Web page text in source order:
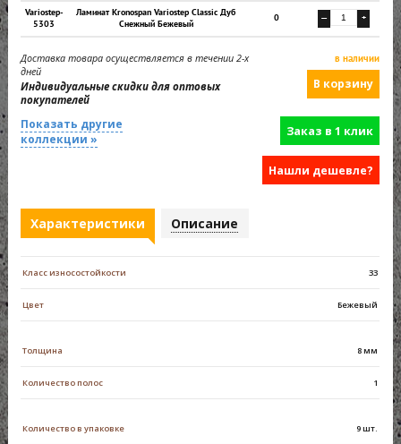
Variostep-
5303
Ламинат Kronospan Variostep Classic Дуб
Снежный Бежевый
0 — +
Доставка товара осуществляется в течении 2-х
дней
Индивидуальные скидки для оптовых
покупателей
в наличии
Показать другие
коллекции »
Заказ в 1 клик
Нашли дешевле?
Характеристики Описание
Класс износостойкости 33
Цвет Бежевый
Толщина 8 мм
Количество полос 1
Количество в упаковке 9 шт.